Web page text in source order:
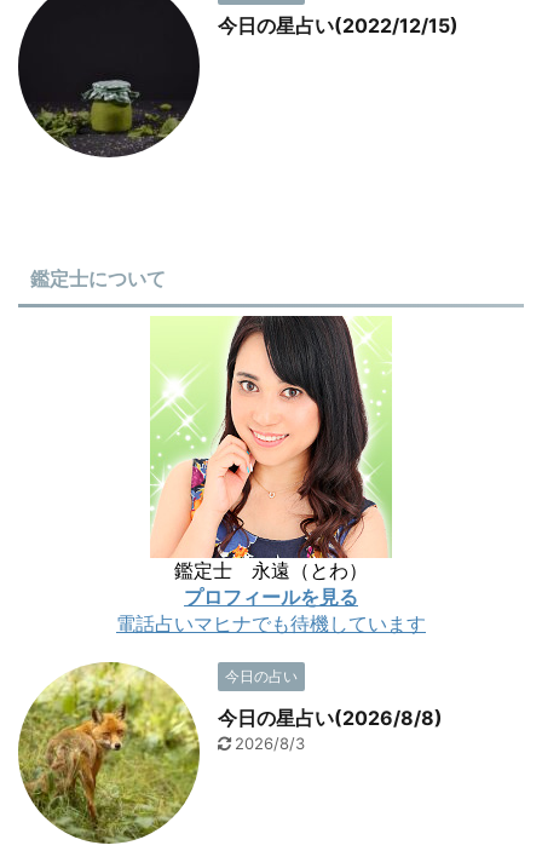
今日の星占い(2022/12/15)
鑑定士について
鑑定士 永遠（とわ）
プロフィールを見る
電話占いマヒナでも待機しています
今日の占い
今日の星占い(2026/8/8)
2026/8/3